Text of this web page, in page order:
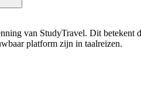
van StudyTravel. Dit
platform zijn in taalreizen.